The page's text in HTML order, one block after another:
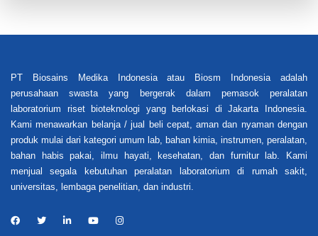
PT Biosains Medika Indonesia atau Biosm Indonesia adalah
perusahaan swasta yang bergerak dalam pemasok peralatan
laboratorium riset bioteknologi yang berlokasi di Jakarta Indonesia.
Kami menawarkan belanja / jual beli cepat, aman dan nyaman dengan
produk mulai dari kategori umum lab, bahan kimia, instrumen, peralatan,
bahan habis pakai, ilmu hayati, kesehatan, dan furnitur lab. Kami
menjual segala kebutuhan peralatan laboratorium di rumah sakit,
universitas, lembaga penelitian, dan industri.